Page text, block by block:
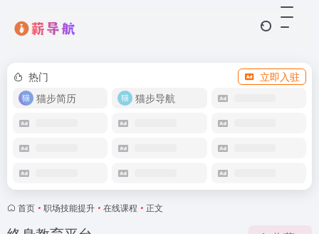
热门
立即入驻
猫步简历
猫步导航
首页 • 职场技能提升​ • 在线课程 • 正文